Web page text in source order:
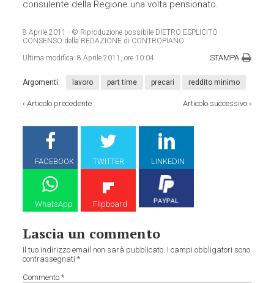
consulente della Regione una volta pensionato.
8 Aprile 2011 - © Riproduzione possibile DIETRO ESPLICITO
CONSENSO della REDAZIONE di CONTROPIANO
Ultima modifica:8 Aprile 2011, ore 10:04 STAMPA
Argomenti: lavoro part time precari reddito minimo
‹Articolo precedente Articolo successivo›
FACEBOOK TWITTER LINKEDIN
WhatsApp Flipboard
Lascia un commento
Il tuo indirizzo email non sarà pubblicato. I campi obbligatori sono
contrassegnati*
Commento*